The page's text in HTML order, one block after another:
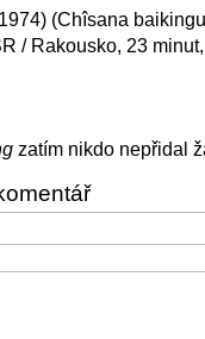
(Chîsana
/ Rakousko, 23
zatím nikdo nepřidal